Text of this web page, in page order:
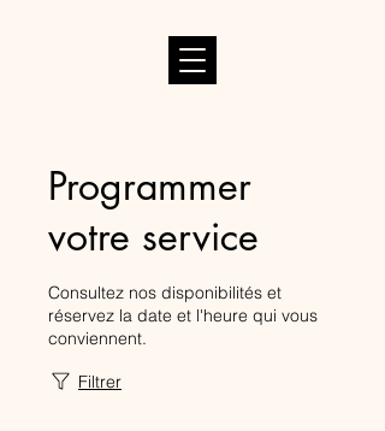
Programmer
votre service
Consultez nos disponibilités et
réservez la date et l'heure qui vous
conviennent.
Filtrer